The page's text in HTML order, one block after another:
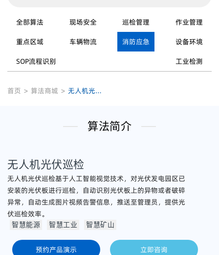
全部算法 现场安全 巡检管理
作业管理
重点区域
车辆物流 消防应急
设备环境
SOP流程识别
工业检测
首页 > 算法商城 > 无人机光伏巡检
算法简介
无人机光伏巡检
无人机光伏巡检基于人工智能视觉技术，对光伏发电园区已
安装的光伏板进行巡检，自动识别光伏板上的异物或者破碎
异常，自动生成图片视频告警信息，推送至管理员，提供光
伏巡检效率。
智慧能源 智慧工业 智慧矿山
预约产品演示 立即咨询